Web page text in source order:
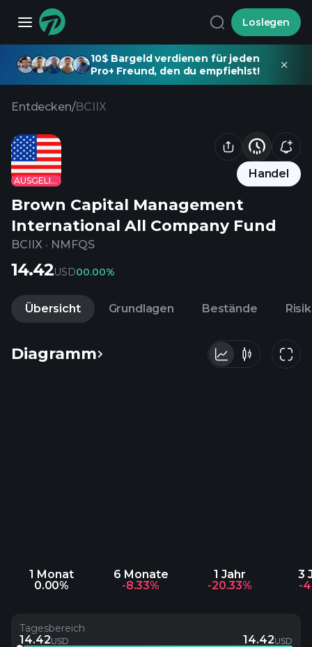
Loslegen
10$ Bargeld verdienen für jeden
Pro+ Freund, den du empfiehlst!
Entdecken/BCIIX
AUSGELISTET
Handel
Brown Capital Management
International All Company Fund
BCIIX · NMFQS
14.42USD00.00%
Übersicht Grundlagen Bestände
Diagramm
1 Monat
0.00%
6 Monate
-8.33%
1 Jahr
-20.33%
3
-
Tagesbereich
14.42USD 14.42USD